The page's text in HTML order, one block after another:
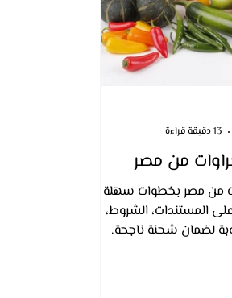
من مصر
من مصر بخطوات سهلة
المستندات، الشروط،
لضمان شحنة ناجحة.
13 دقيقة قراءة